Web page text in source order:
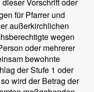
Vorschrift oder
für Pfarrer und
außerkirchlichen
wegen
oder mehrerer
bewohnte
der Stufe 1 oder
wird der Betrag der